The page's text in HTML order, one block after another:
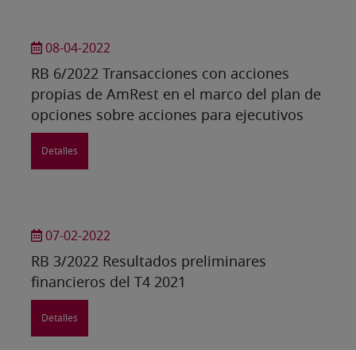
08-04-2022
RB 6/2022 Transacciones con acciones
propias de AmRest en el marco del plan de
opciones sobre acciones para ejecutivos
Detalles
07-02-2022
RB 3/2022 Resultados preliminares
financieros del T4 2021
Detalles